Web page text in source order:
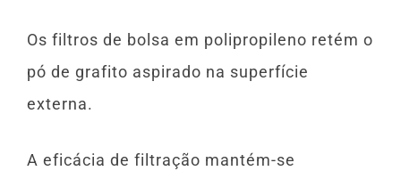
Os filtros de bolsa em polipropileno retém o
pó de grafito aspirado na superfície
externa.
A eficácia de filtração mantém-se